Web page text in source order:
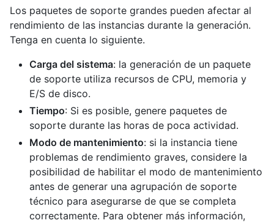
Los paquetes de soporte grandes pueden afectar al
rendimiento de las instancias durante la generación.
Tenga en cuenta lo siguiente.
Carga del sistema: la generación de un paquete
de soporte utiliza recursos de CPU, memoria y
E/S de disco.
Tiempo: Si es posible, genere paquetes de
soporte durante las horas de poca actividad.
Modo de mantenimiento: si la instancia tiene
problemas de rendimiento graves, considere la
posibilidad de habilitar el modo de mantenimiento
antes de generar una agrupación de soporte
técnico para asegurarse de que se completa
correctamente. Para obtener más información,